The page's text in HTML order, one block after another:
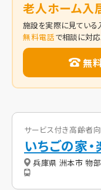
老人ホーム入
施設を実際に見てい
無料電話で相談に対応
無
サービス付き高齢者
いちごの家
兵庫県 洲本市 物